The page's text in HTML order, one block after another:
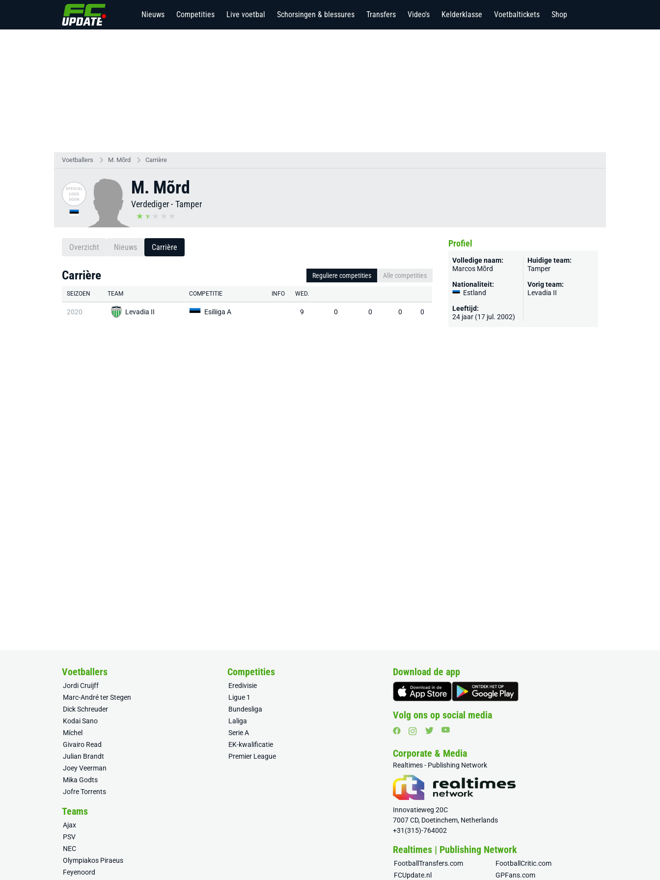
Nieuws Competities Live voetbal Schorsingen & blessures Transfers Video's Kelderklasse Voetbaltickets Shop
Voetballers M. Mõrd Carrière
M. Mõrd
Verdediger- Tamper
Overzicht Nieuws Carrière
Carrière Reguliere competities Alle competities
SEIZOEN TEAM COMPETITIE INFO WED.
2020 Levadia II Esiliiga A 9 0 0 0 0
Profiel
Volledige naam:
Marcos Mõrd
Nationaliteit:
Estland
Leeftijd:
24 jaar (17 jul. 2002)
Huidige team:
Tamper
Vorig team:
Levadia II
Voetballers
Jordi Cruijff
Marc-André ter Stegen
Dick Schreuder
Kodai Sano
Míchel
Givairo Read
Julian Brandt
Joey Veerman
Mika Godts
Jofre Torrents
Competities
Eredivisie
Ligue 1
Bundesliga
Laliga
Serie A
EK-kwalificatie
Premier League
Teams
Ajax
PSV
NEC
Olympiakos Piraeus
Feyenoord
Download de app
Volg ons op social media
Corporate & Media
Realtimes - Publishing Network
Innovatieweg 20C
7007 CD, Doetinchem, Netherlands
+31(315)-764002
Realtimes | Publishing Network
FootballTransfers.com
FootballCritic.com
FCUpdate.nl
GPFans.com